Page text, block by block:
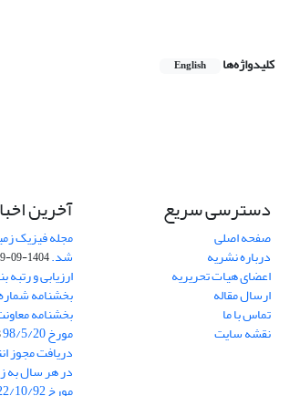
کلیدواژه‌ها English
دسترسی سریع
صفحه اصلی
درباره نشریه
اعضای هیات تحریریه
ارسال مقاله
تماس با ما
نقشه سایت
آخرین
شد.1404-09-09
ارزیابی و رتبه
بخشنامه شماره 91131 مورخ 1402/
مورخ 98/5/20
در هر سال به